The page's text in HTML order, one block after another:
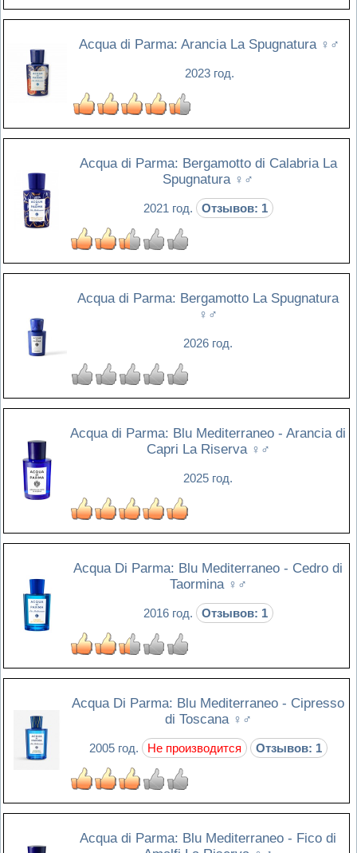
Acqua di Parma: Arancia La Spugnatura ♀♂
2023 год.
Acqua di Parma: Bergamotto di Calabria La
Spugnatura ♀♂
2021 год. Отзывов: 1
Acqua di Parma: Bergamotto La Spugnatura
♀♂
2026 год.
Acqua di Parma: Blu Mediterraneo - Arancia di
Capri La Riserva ♀♂
2025 год.
Acqua Di Parma: Blu Mediterraneo - Cedro di
Taormina ♀♂
2016 год. Отзывов: 1
Acqua Di Parma: Blu Mediterraneo - Cipresso
di Toscana ♀♂
2005 год. Не производится Отзывов: 1
Acqua di Parma: Blu Mediterraneo - Fico di